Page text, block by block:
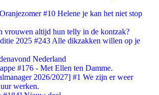
#10 Helene je kan het niet stop
vrouwen altijd hun telly in de kontzak?
2025 #243 Alle dikzakken willen op je
Nederland
#176 - Met Ellen ten Damme.
2026/2027] #1 We zijn er weer
werken.